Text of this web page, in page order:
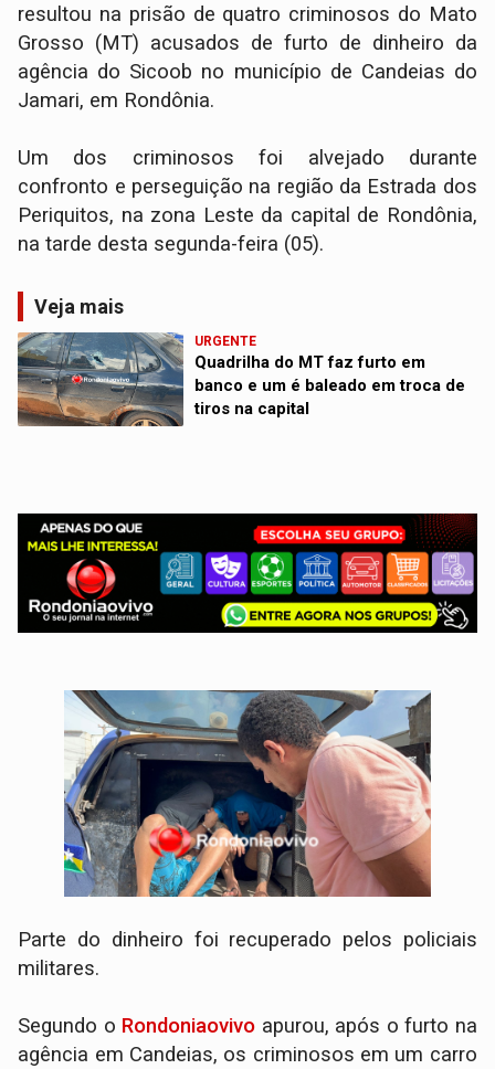
resultou na prisão de quatro criminosos do Mato
Grosso (MT) acusados de furto de dinheiro da
agência do Sicoob no município de Candeias do
Jamari, em Rondônia.
Um dos criminosos foi alvejado durante
confronto e perseguição na região da Estrada dos
Periquitos, na zona Leste da capital de Rondônia,
na tarde desta segunda-feira (05).
Veja mais
URGENTE
Quadrilha do MT faz furto em
banco e um é baleado em troca de
tiros na capital
Parte do dinheiro foi recuperado pelos policiais
militares.
Segundo o Rondoniaovivo apurou, após o furto na
agência em Candeias, os criminosos em um carro